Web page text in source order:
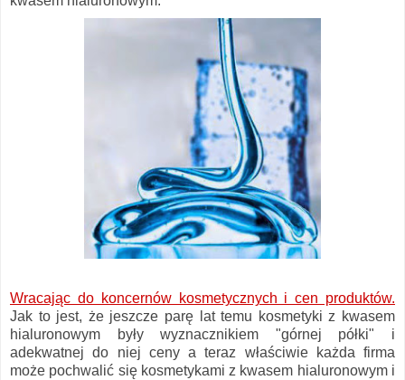
Wracając do koncernów kosmetycznych i cen produktów.
Jak to jest, że jeszcze parę lat temu kosmetyki z kwasem
hialuronowym były wyznacznikiem "górnej półki" i
adekwatnej do niej ceny a teraz właściwie każda firma
może pochwalić się kosmetykami z kwasem hialuronowym i